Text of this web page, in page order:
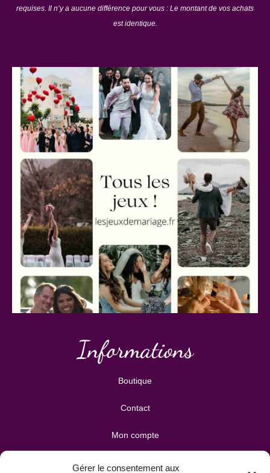
Gérer le consentement aux
requises. Il n’y a aucune différence pour vous : Le montant de vos achats
est identique.
Informations
Boutique
Contact
Mon compte
Mes téléchargements